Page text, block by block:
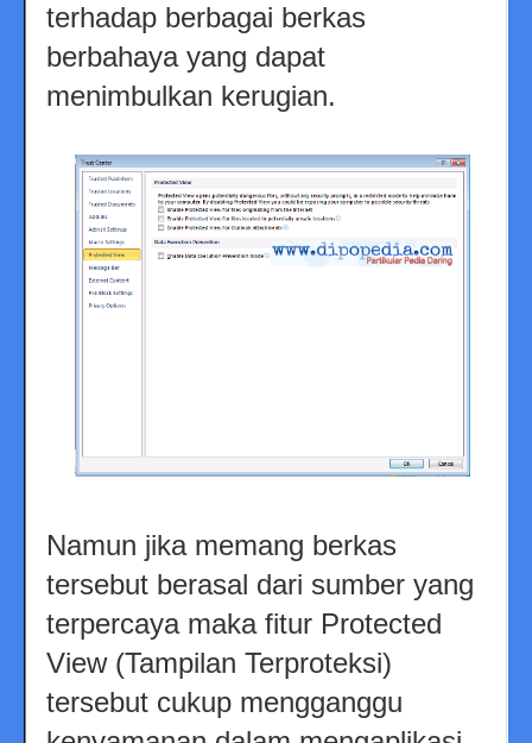
terhadap berbagai berkas
berbahaya yang dapat
menimbulkan kerugian.
Namun jika memang berkas
tersebut berasal dari sumber yang
terpercaya maka fitur Protected
View (Tampilan Terproteksi)
tersebut cukup mengganggu